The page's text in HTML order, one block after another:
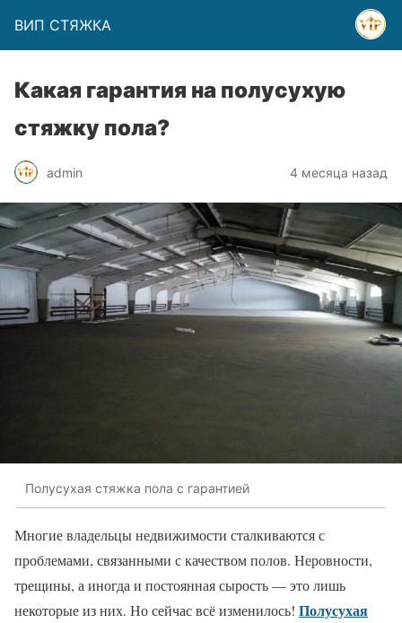
ВИП СТЯЖКА
Какая гарантия на полусухую
стяжку пола?
admin 4 месяца назад
Полусухая стяжка пола с гарантией
Многие владельцы недвижимости сталкиваются с
проблемами, связанными с качеством полов. Неровности,
трещины, а иногда и постоянная сырость — это лишь
некоторые из них. Но сейчас всё изменилось! Полусухая